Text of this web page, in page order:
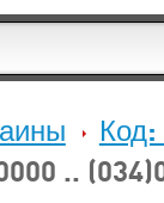
Код:
..